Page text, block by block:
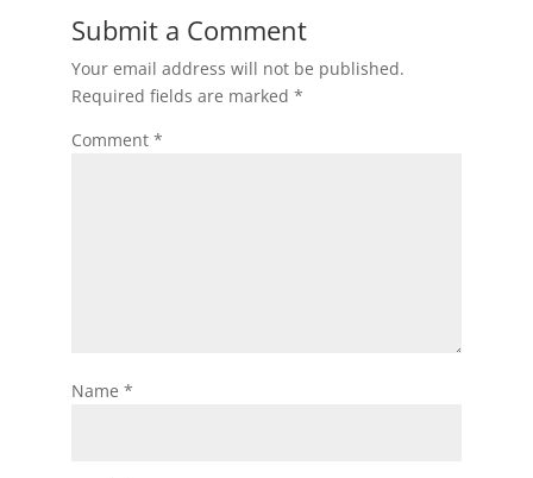
Submit a Comment
Your email address will not be published.
Required fields are marked *
Comment *
Name *